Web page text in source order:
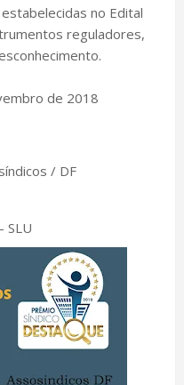
no Edital
reguladores,
de 2018
/ DF
SLU